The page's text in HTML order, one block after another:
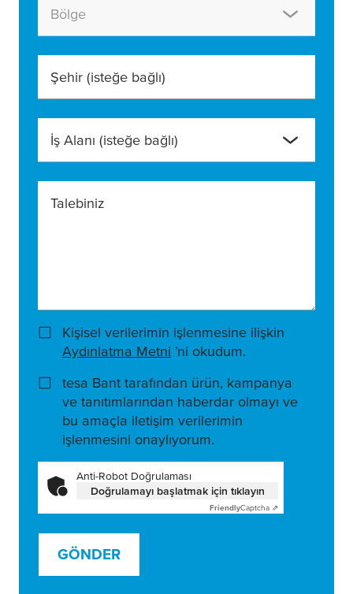
Bölge
Şehir (isteğe bağlı)
İş Alanı (isteğe bağlı)
Talebiniz
Kişisel verilerimin işlenmesine ilişkin
Aydınlatma Metni ’ni okudum.
tesa Bant tarafından ürün, kampanya
ve tanıtımlarından haberdar olmayı ve
bu amaçla iletişim verilerimin
işlenmesini onaylıyorum.
Anti-Robot Doğrulaması
Doğrulamayı başlatmak için tıklayın
FriendlyCaptcha ⇗
GÖNDER